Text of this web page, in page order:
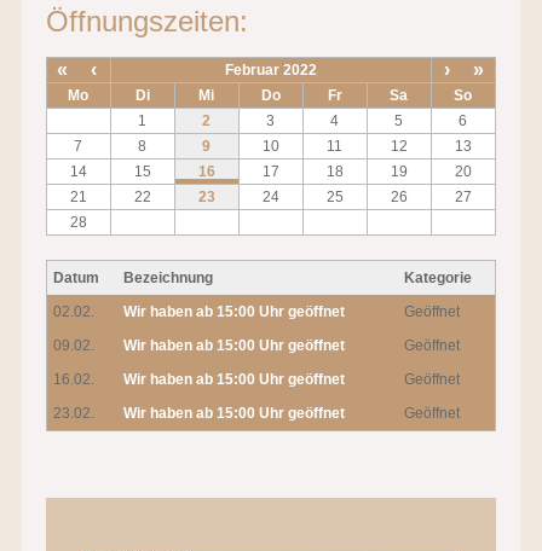
Öffnungszeiten:
« ‹ Februar 2022 › »
Mo Di Mi Do Fr Sa
So
1
2 3 4 5
6
7
8 9 10 11 12
13
14
15 16 17 18 19
20
21
22 23 24 25 26
27
28
Datum Bezeichnung
Kategorie
02.02.
Wir haben ab 15:00 Uhr geöffnet
Geöffnet
09.02.
Wir haben ab 15:00 Uhr geöffnet
Geöffnet
16.02.
Wir haben ab 15:00 Uhr geöffnet
Geöffnet
23.02.
Wir haben ab 15:00 Uhr geöffnet Geöffnet